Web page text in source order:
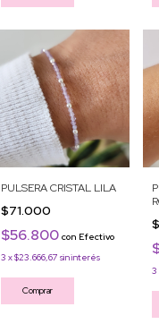
PULSERA CRISTAL LILA
$71.000
$56.800 con Efectivo
3 x$23.666,67 sin interés
Comprar
3